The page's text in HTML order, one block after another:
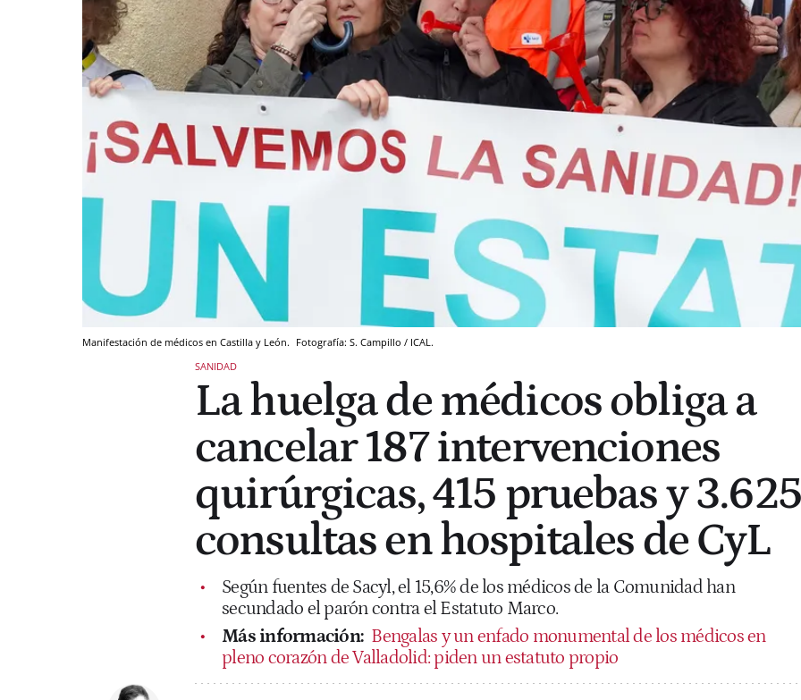
Manifestación de médicos en Castilla y León. Fotografía: S. Campillo / ICAL.
SANIDAD
La huelga de médicos obliga a
cancelar 187 intervenciones
quirúrgicas, 415 pruebas y 3.625
consultas en hospitales de CyL
Según fuentes de Sacyl, el 15,6% de los médicos de la Comunidad han
secundado el parón contra el Estatuto Marco.
Más información: Bengalas y un enfado monumental de los médicos en
pleno corazón de Valladolid: piden un estatuto propio